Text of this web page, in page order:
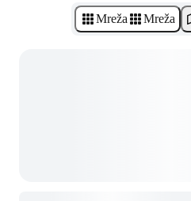
Mreža Mreža